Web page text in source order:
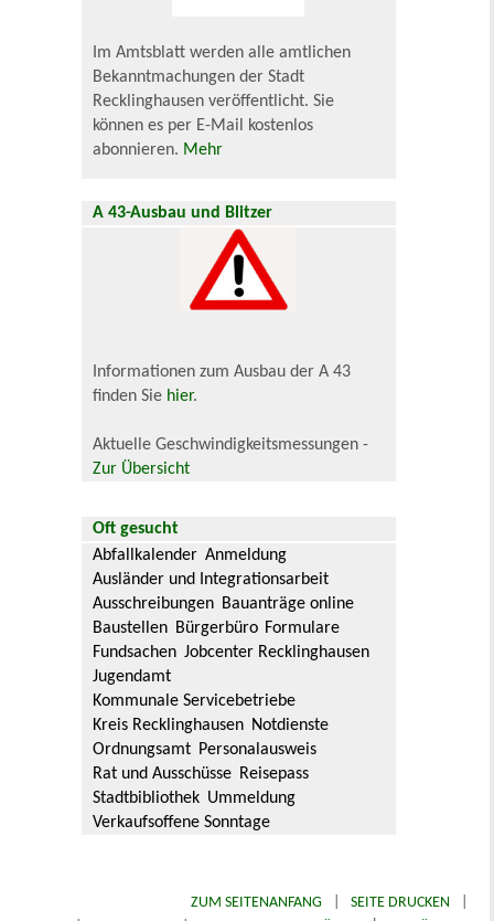
Im Amtsblatt werden alle amtlichen
Bekanntmachungen der Stadt
Recklinghausen veröffentlicht. Sie
können es per E-Mail kostenlos
abonnieren. Mehr
A 43-Ausbau und Blitzer
Informationen zum Ausbau der A 43
finden Sie hier.
Aktuelle Geschwindigkeitsmessungen -
Zur Übersicht
Oft gesucht
Abfallkalender Anmeldung
Ausländer und Integrationsarbeit
Ausschreibungen Bauanträge online
Baustellen Bürgerbüro Formulare
Fundsachen Jobcenter Recklinghausen
Jugendamt
Kommunale Servicebetriebe
Kreis Recklinghausen Notdienste
Ordnungsamt Personalausweis
Rat und Ausschüsse Reisepass
Stadtbibliothek Ummeldung
Verkaufsoffene Sonntage
ZUM SEITENANFANG SEITE DRUCKEN